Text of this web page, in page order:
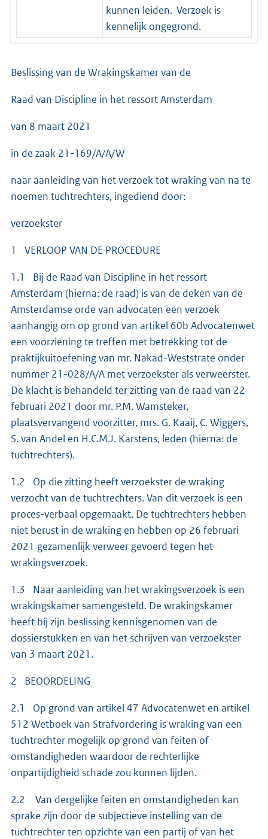
kunnen leiden. Verzoek is
kennelijk ongegrond.
Beslissing van de Wrakingskamer van de
Raad van Discipline in het ressort Amsterdam
van 8 maart 2021
in de zaak 21-169/A/A/W
naar aanleiding van het verzoek tot wraking van na te
noemen tuchtrechters, ingediend door:
verzoekster
1 VERLOOP VAN DE PROCEDURE
1.1 Bij de Raad van Discipline in het ressort
Amsterdam (hierna: de raad) is van de deken van de
Amsterdamse orde van advocaten een verzoek
aanhangig om op grond van artikel 60b Advocatenwet
een voorziening te treffen met betrekking tot de
praktijkuitoefening van mr. Nakad-Weststrate onder
nummer 21-028/A/A met verzoekster als verweerster.
De klacht is behandeld ter zitting van de raad van 22
februari 2021 door mr. P.M. Wamsteker,
plaatsvervangend voorzitter, mrs. G. Kaaij, C. Wiggers,
S. van Andel en H.C.M.J. Karstens, leden (hierna: de
tuchtrechters).
1.2 Op die zitting heeft verzoekster de wraking
verzocht van de tuchtrechters. Van dit verzoek is een
proces-verbaal opgemaakt. De tuchtrechters hebben
niet berust in de wraking en hebben op 26 februari
2021 gezamenlijk verweer gevoerd tegen het
wrakingsverzoek.
1.3 Naar aanleiding van het wrakingsverzoek is een
wrakingskamer samengesteld. De wrakingskamer
heeft bij zijn beslissing kennisgenomen van de
dossierstukken en van het schrijven van verzoekster
van 3 maart 2021.
2 BEOORDELING
2.1 Op grond van artikel 47 Advocatenwet en artikel
512 Wetboek van Strafvordering is wraking van een
tuchtrechter mogelijk op grond van feiten of
omstandigheden waardoor de rechterlijke
onpartijdigheid schade zou kunnen lijden.
2.2 Van dergelijke feiten en omstandigheden kan
sprake zijn door de subjectieve instelling van de
tuchtrechter ten opzichte van een partij of van het